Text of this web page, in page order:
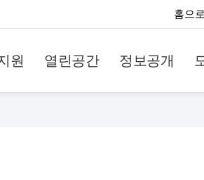
홈으로
원 열린공간 정보공개